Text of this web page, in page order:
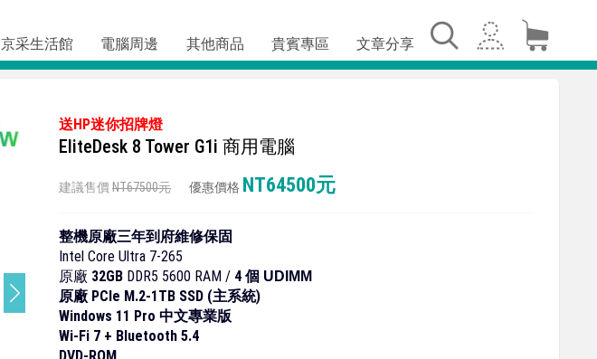
京采生活館 電腦周邊 其他商品 貴賓專區 文章分享
送HP迷你招牌燈
EliteDesk 8 Tower G1i 商用電腦
建議售價 NT67500元 優惠價格 NT64500元
整機原廠三年到府維修保固
Intel Core Ultra 7-265
原廠 32GB DDR5 5600 RAM / 4 個 UDIMM
原廠 PCIe M.2-1TB SSD (主系統)
Windows 11 Pro 中文專業版
Wi-Fi 7 + Bluetooth 5.4